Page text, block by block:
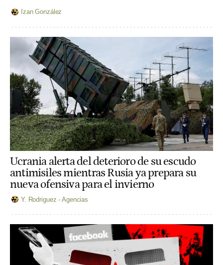
Izan González
Ucrania alerta del deterioro de su escudo
antimisiles mientras Rusia ya prepara su
nueva ofensiva para el invierno
Y. Rodriguez - Agencias